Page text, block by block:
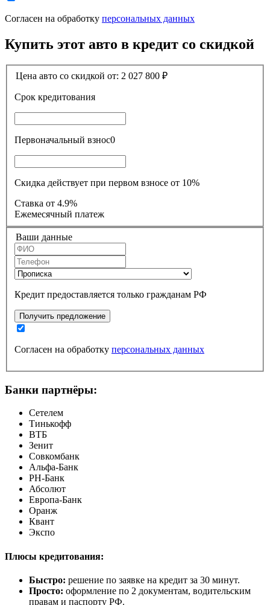
Согласен на обработку персональных данных
Купить этот авто в кредит со скидкой
Цена авто со скидкой от: 2 027 800 ₽
Срок кредитования
Первоначальный взнос0
Скидка действует при первом взносе от 10%
Ставка
от 4.9%
Ежемесячный платеж
Ваши данные
Кредит предоставляется только гражданам РФ
Получить предложение
Согласен на обработку персональных данных
Банки партнёры:
Сетелем
Тинькофф
ВТБ
Зенит
Совкомбанк
Альфа-Банк
РН-Банк
Абсолют
Европа-Банк
Оранж
Квант
Экспо
Плюсы кредитования:
Быстро: решение по заявке на кредит за 30 минут.
Просто: оформление по 2 документам, водительским
правам и паспорту РФ.